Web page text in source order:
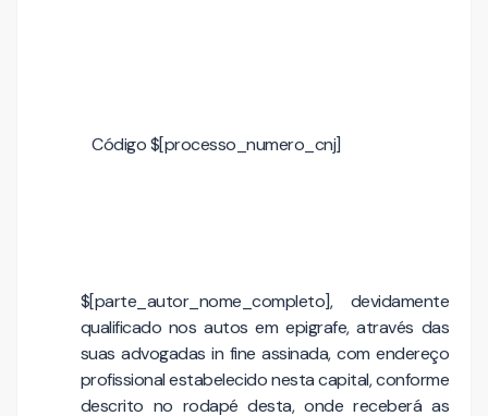
Código $[processo_numero_cnj]
$[parte_autor_nome_completo], devidamente
qualificado nos autos em epigrafe, através das
suas advogadas in fine assinada, com endereço
profissional estabelecido nesta capital, conforme
descrito no rodapé desta, onde receberá as